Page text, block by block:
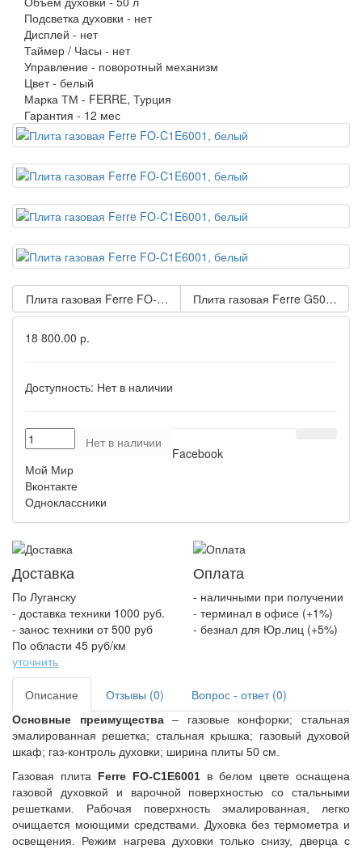
Подсветка духовки - нет
Дисплей - нет
Таймер / Часы - нет
Управление - поворотный механизм
Цвет - белый
Марка ТМ - FERRE, Турция
Гарантия - 12 мес
Плита газовая Ferre FO-CE6005, бежевыйПлита газовая Ferre G5040-
18 800.00 р.
Доступность: Нет в наличии
Нет в наличии
Facebook
Мой Мир
Вконтакте
Одноклассники
Доставка
По Луганску
- доставка техники 1000 руб.
- занос техники от 500 руб
По области 45 руб/км
уточнить
Оплата
- наличными при получении
- терминал в офисе (+1%)
- безнал для Юр.лиц (+5%)
Описание Отзывы (0) Вопрос - ответ (0)
Основные преимущества– газовые конфорки; стальная
эмалированная решетка; стальная крышка; газовый духовой
шкаф; газ-контроль духовки; ширина плиты 50 см.
Газовая плита Ferre FO-C1E6001 в белом цвете оснащена
газовой духовкой и варочной поверхностью со стальными
решетками. Рабочая поверхность эмалированная, легко
очищается моющими средствами. Духовка без термометра и
освещения. Режим нагрева духовки только снизу, дверца с